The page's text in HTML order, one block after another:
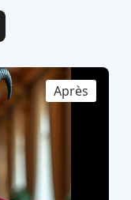
Après